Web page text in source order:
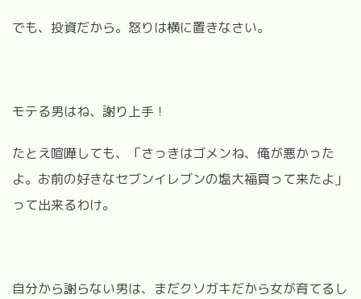
でも、投資だから。怒りは横に置きなさい。
モテる男はね、謝り上手！
たとえ喧嘩しても、「さっきはゴメンね、俺が悪かった
よ。お前の好きなセブンイレブンの塩大福買って来たよ」
って出来るわけ。
自分から謝らない男は、まだクソガキだから女が育てるし